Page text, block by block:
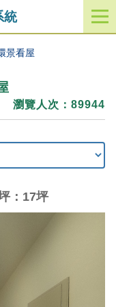
統
開
啟
功
單
景看屋
瀏覽人次：89944
：17坪